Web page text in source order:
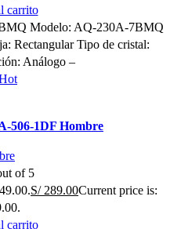
carrito
Modelo: AQ-230A-7BMQ
Rectangular Tipo de cristal:
Análogo –
506-1DF Hombre
of 5
S/289.00Current price is:
carrito